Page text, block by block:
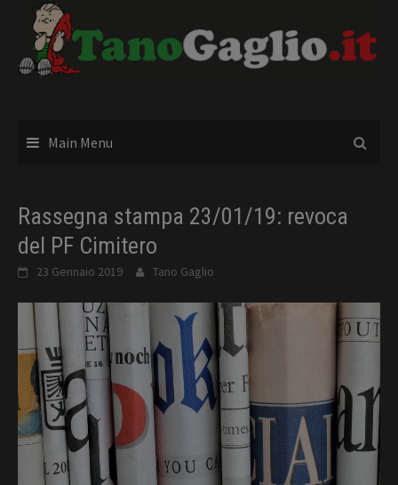
content
Main Menu
Rassegna stampa 23/01/19: revoca
del PF Cimitero
23 Gennaio 2019 Tano Gaglio